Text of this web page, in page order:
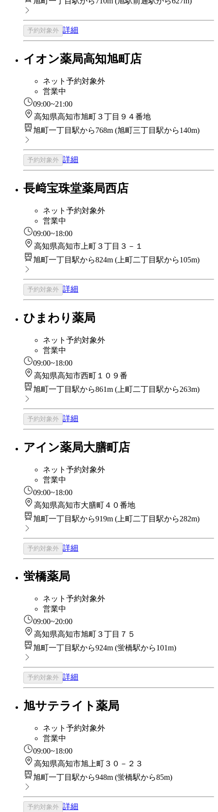
予約対象外 詳細
イオン薬局高知旭町店
ネット予約対象外
営業中
09:00~21:00
高知県高知市旭町３丁目９４番地
旭町一丁目駅から768m (旭町三丁目駅から140m)
予約対象外 詳細
長﨑宝珠堂薬局西店
ネット予約対象外
営業中
09:00~18:00
高知県高知市上町３丁目３－１
旭町一丁目駅から824m ( 上町二丁目駅から105m)
予約対象外 詳細
ひまわり薬局
ネット予約対象外
営業中
09:00~18:00
高知県高知市西町１０９番
旭町一丁目駅から861m ( 上町二丁目駅から263m)
予約対象外 詳細
アイン薬局大膳町店
ネット予約対象外
営業中
09:00~18:00
高知県高知市大膳町４０番地
旭町一丁目駅から919m ( 上町二丁目駅から282m)
予約対象外 詳細
蛍橋薬局
ネット予約対象外
営業中
09:00~20:00
高知県高知市旭町３丁目７５
旭町一丁目駅から924m (蛍橋駅から101m)
予約対象外 詳細
旭サテライト薬局
ネット予約対象外
営業中
09:00~18:00
高知県高知市旭上町３０－２３
旭町一丁目駅から948m (蛍橋駅から85m)
予約対象外 詳細